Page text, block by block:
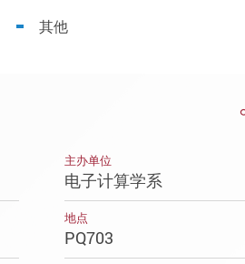
其他
主办单位
电子计算学系
地点
PQ703